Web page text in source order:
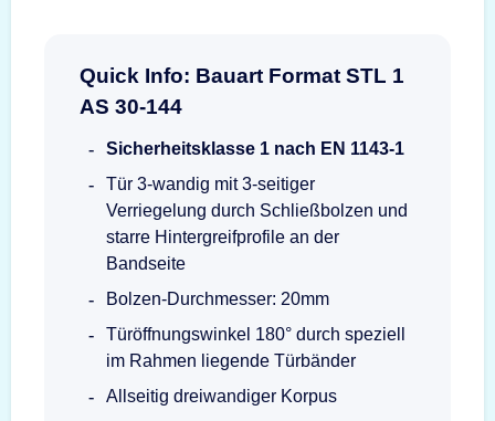
Quick Info: Bauart Format STL 1
AS 30-144
Sicherheitsklasse 1 nach EN 1143-1
Tür 3-wandig mit 3-seitiger
Verriegelung durch Schließbolzen und
starre Hintergreifprofile an der
Bandseite
Bolzen-Durchmesser: 20mm
Türöffnungswinkel 180° durch speziell
im Rahmen liegende Türbänder
Allseitig dreiwandiger Korpus